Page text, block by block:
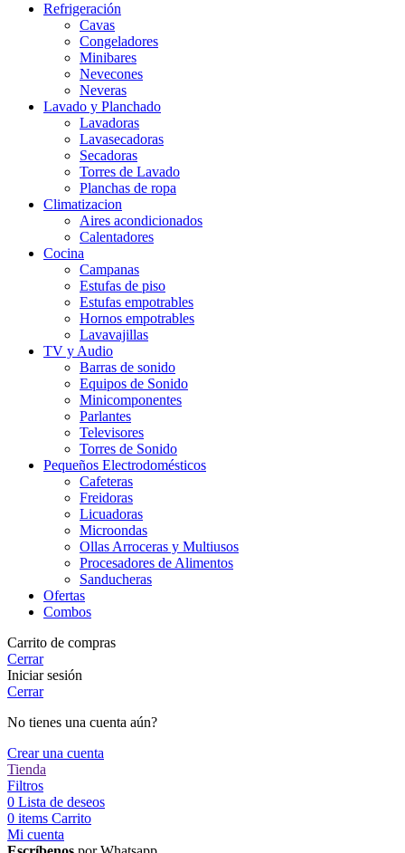
Refrigeración
Cavas
Congeladores
Minibares
Nevecones
Neveras
Lavado y Planchado
Lavadoras
Lavasecadoras
Secadoras
Torres de Lavado
Planchas de ropa
Climatizacion
Aires acondicionados
Calentadores
Cocina
Campanas
Estufas de piso
Estufas empotrables
Hornos empotrables
Lavavajillas
TV y Audio
Barras de sonido
Equipos de Sonido
Minicomponentes
Parlantes
Televisores
Torres de Sonido
Pequeños Electrodomésticos
Cafeteras
Freidoras
Licuadoras
Microondas
Ollas Arroceras y Multiusos
Procesadores de Alimentos
Sanducheras
Ofertas
Combos
Carrito de compras
Cerrar
Iniciar sesión
Cerrar
No tienes una cuenta aún?
Crear una cuenta
Tienda
Filtros
0 Lista de deseos
0 items Carrito
Mi cuenta